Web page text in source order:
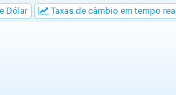
Dólar Taxas de câmbio em tempo real